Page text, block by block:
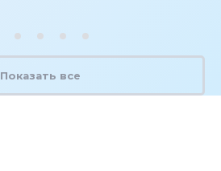
Показать все